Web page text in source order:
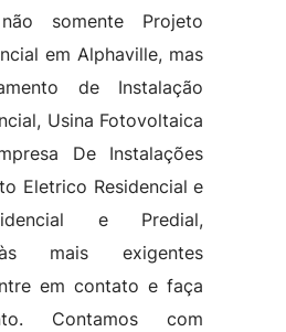
somente Projeto
em Alphaville, mas
de Instalação
Usina Fotovoltaica
De Instalações
Eletrico Residencial e
e Predial,
mais exigentes
em contato e faça
Contamos com